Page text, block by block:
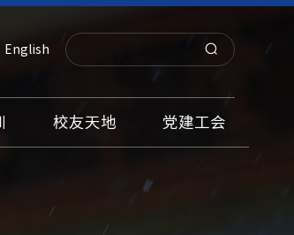
校友天地 党建工会
English